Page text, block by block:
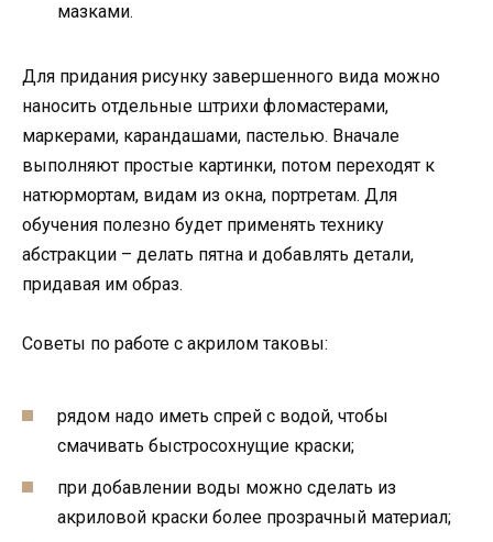
мазками.
Для придания рисунку завершенного вида можно
наносить отдельные штрихи фломастерами,
маркерами, карандашами, пастелью. Вначале
выполняют простые картинки, потом переходят к
натюрмортам, видам из окна, портретам. Для
обучения полезно будет применять технику
абстракции – делать пятна и добавлять детали,
придавая им образ.
Советы по работе с акрилом таковы:
рядом надо иметь спрей с водой, чтобы
смачивать быстросохнущие краски;
при добавлении воды можно сделать из
акриловой краски более прозрачный материал;